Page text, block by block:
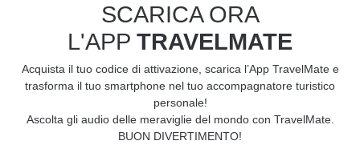
SCARICA ORA
L'APP TRAVELMATE
Acquista il tuo codice di attivazione, scarica l’App TravelMate e
trasforma il tuo smartphone nel tuo accompagnatore turistico
personale!
Ascolta gli audio delle meraviglie del mondo con TravelMate.
BUON DIVERTIMENTO!